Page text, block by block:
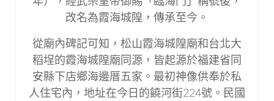
改名為霞海城隍，傳承至今。
從廟內碑記可知，松山霞海城隍廟和台北大
稻埕的霞海城隍廟同源，皆起源於福建省同
安縣下店鄉海邊厝五家。最初神像供奉於私
人住宅內，地址在今日的饒河街224號。民國